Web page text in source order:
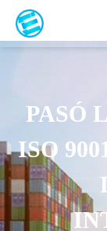
PASÓ
ISO